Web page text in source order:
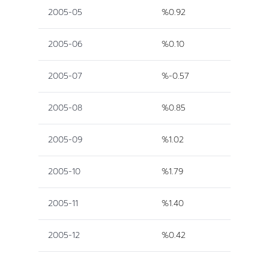
2005-05 %0.92
2005-06 %0.10
2005-07 %-0.57
2005-08 %0.85
2005-09 %1.02
2005-10 %1.79
2005-11 %1.40
2005-12 %0.42